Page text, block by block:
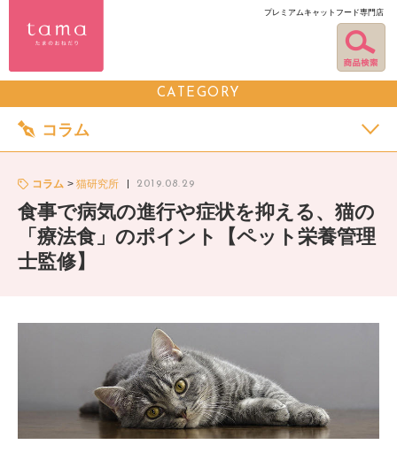
プレミアムキャットフード専門店
CATEGORY
コラム
コラム 猫研究所 2019.08.29
食事で病気の進行や症状を抑える、猫の
「療法食」のポイント【ペット栄養管理
士監修】